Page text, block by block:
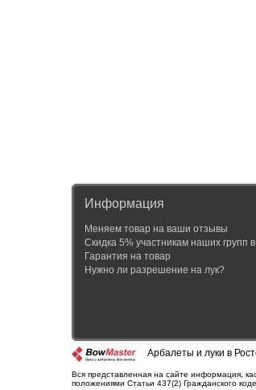
Информация
Меняем товар на ваши отзывы
Скидка 5% участникам наших групп
Гарантия на товар
Нужно ли разрешение на лук?
Арбалеты и луки в
Вся представленная на сайте информация,
положениями Статьи 437(2) Гражданского